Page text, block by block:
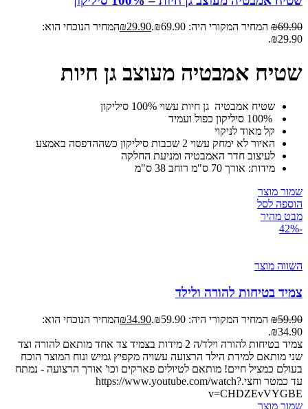
₪69.90 המחיר המקורי היה: ₪69.90. ₪29.90
המחיר הנוכחי הוא:
₪29.90.
שטיח אמבטיה מעוצב גן חיות
שטיח אמבטיה גן חיות עשוי 100% סיליקון
קל מאוד לניקוי
האיור לא ימחק עשוי 2 שכבות סיליקון כשההדפסה באמצע
לעיצוב חדר האמבטיה ומניעת החלקה
מידות: אורך 70 ס"מ רוחב 38 ס"מ
שמור מוצר
הוספה לסל
מבט מהיר
-42%
השווה מוצר
צמיד בטיחות להורה ולילד
₪59.90 המחיר המקורי היה: ₪59.90. ₪34.90
המחיר הנוכחי הוא:
₪34.90.
צמיד בטיחות להורה וילד/ה 2 מידות בצמיד צד אחד מותאם להורה וצד
שני מותאם למידת הילד הרצועה עשויה מקפיץ גמיש ונוח המוצר הוכח
בעולם כמציל חיים! מותאם לטיולים פארקים וכו' אורך הרצועה - נמתח
עד כמטר וחצי.https://www.youtube.com/watch?
v=CHDZEvVYGBE
שמור מוצר